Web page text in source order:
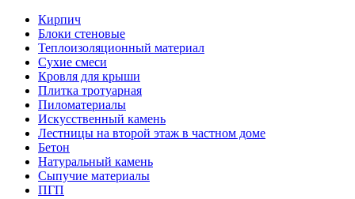
Кирпич
Блоки стеновые
Теплоизоляционный материал
Сухие смеси
Кровля для крыши
Плитка тротуарная
Пиломатериалы
Искусственный камень
Лестницы на второй этаж в частном доме
Бетон
Натуральный камень
Сыпучие материалы
ПГП